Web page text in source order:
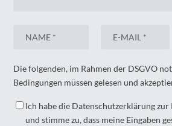
Die folgenden, im Rahmen der DSGVO
Bedingungen müssen gelesen und
Ich habe die Datenschutzerklärung
und stimme zu, dass meine Eingaben